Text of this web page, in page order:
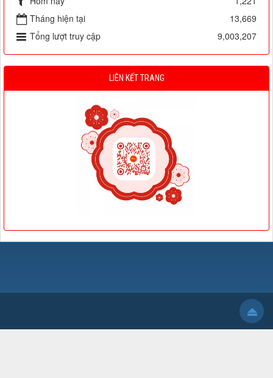
Tháng hiện tại
13,669
Tổng lượt truy cập
9,003,207
LIÊN KẾT TRANG